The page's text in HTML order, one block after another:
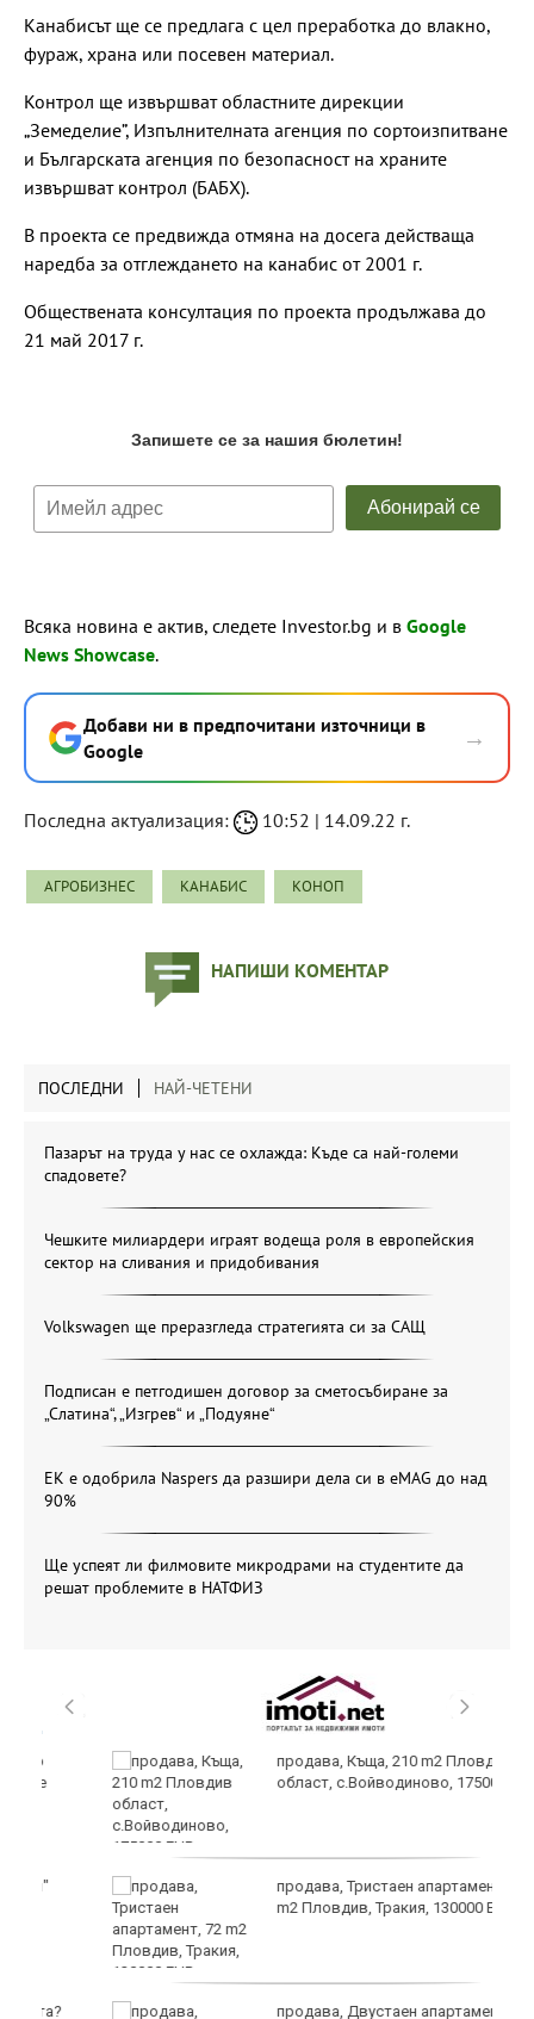
Канабисът ще се предлага с цел преработка до влакно,
фураж, храна или посевен материал.
Контрол ще извършват областните дирекции
„Земеделие”, Изпълнителната агенция по сортоизпитване
и Българската агенция по безопасност на храните
извършват контрол (БАБХ).
В проекта се предвижда отмяна на досега действаща
наредба за отглеждането на канабис от 2001 г.
Обществената консултация по проекта продължава до
21 май 2017 г.
Всяка новина е актив, следете Investor.bg и в Google
News Showcase.
Добави ни в предпочитани източници в
Google
→
Последна актуализация: 10:52 | 14.09.22 г.
АГРОБИЗНЕС КАНАБИС КОНОП
НАПИШИ КОМЕНТАР
ПОСЛЕДНИ НАЙ-ЧЕТЕНИ
Пазарът на труда у нас се охлажда: Къде са най-големи
спадовете?
Чешките милиардери играят водеща роля в европейския
сектор на сливания и придобивания
Volkswagen ще преразгледа стратегията си за САЩ
Подписан е петгодишен договор за сметосъбиране за
„Слатина“, „Изгрев“ и „Подуяне“
ЕК е одобрила Naspers да разшири дела си в eMAG до над
90%
Ще успеят ли филмовите микродрами на студентите да
решат проблемите в НАТФИЗ
продава, Къща, 210 m2 Пловдив
област, с.Войводиново, 175000 EUR
продава, Тристаен апартамент, 72
m2 Пловдив, Тракия, 130000 EUR
продава, Двустаен апартамент, 74